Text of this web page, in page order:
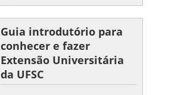
Guia introdutório para
conhecer e fazer
Extensão Universitária
da UFSC